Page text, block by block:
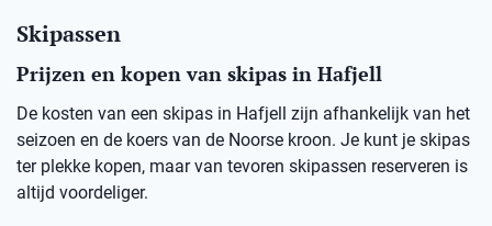
Skipassen
Prijzen en kopen van skipas in Hafjell
De kosten van een skipas in Hafjell zijn afhankelijk van het
seizoen en de koers van de Noorse kroon. Je kunt je skipas
ter plekke kopen, maar van tevoren skipassen reserveren is
altijd voordeliger.